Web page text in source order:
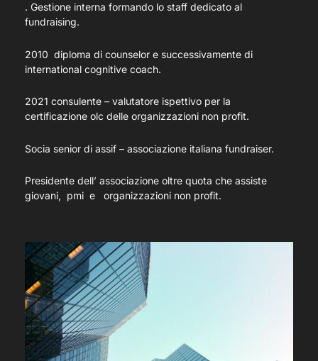
. Gestione interna formando lo staff dedicato al
fundraising.
2010 diploma di counselor e successivamente di
international cognitive coach.
2021 consulente – valutatore ispettivo per la
certificazione olc delle organizzazioni non profit.
Socia senior di assif – associazione italiana fundraiser.
Presidente dell’ associazione oltre quota che assiste
giovani, pmi e organizzazioni non profit.